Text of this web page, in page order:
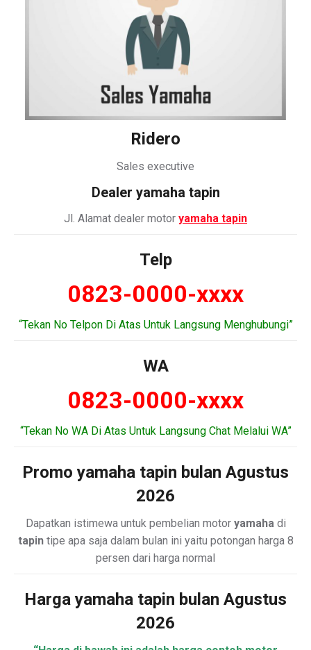
Ridero
Sales executive
Dealer yamaha tapin
Jl. Alamat dealer motor yamaha tapin
Telp
0823-0000-xxxx
“Tekan No Telpon Di Atas Untuk Langsung Menghubungi”
WA
0823-0000-xxxx
“Tekan No WA Di Atas Untuk Langsung Chat Melalui WA”
Promo yamaha tapin bulan Agustus
2026
Dapatkan istimewa untuk pembelian motor yamahadi
tapintipe apa saja dalam bulan ini yaitu potongan harga 8
persen dari harga normal
Harga yamaha tapin bulan Agustus
2026